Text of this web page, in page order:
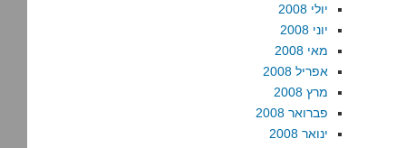
יולי 2008
יוני 2008
מאי 2008
אפריל 2008
מרץ 2008
פברואר 2008
ינואר 2008